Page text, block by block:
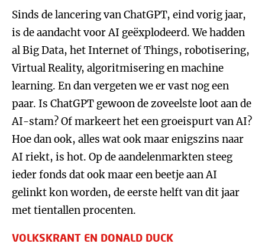
Sinds de lancering van ChatGPT, eind vorig jaar,
is de aandacht voor AI geëxplodeerd. We hadden
al Big Data, het Internet of Things, robotisering,
Virtual Reality, algoritmisering en machine
learning. En dan vergeten we er vast nog een
paar. Is ChatGPT gewoon de zoveelste loot aan de
AI-stam? Of markeert het een groeispurt van AI?
Hoe dan ook, alles wat ook maar enigszins naar
AI riekt, is hot. Op de aandelenmarkten steeg
ieder fonds dat ook maar een beetje aan AI
gelinkt kon worden, de eerste helft van dit jaar
met tientallen procenten.
VOLKSKRANT EN DONALD DUCK